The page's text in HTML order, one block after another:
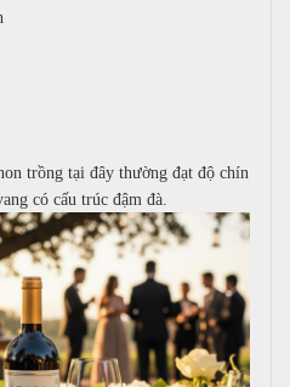
trồng tại đây thường đạt độ chín
có cấu trúc đậm đà.